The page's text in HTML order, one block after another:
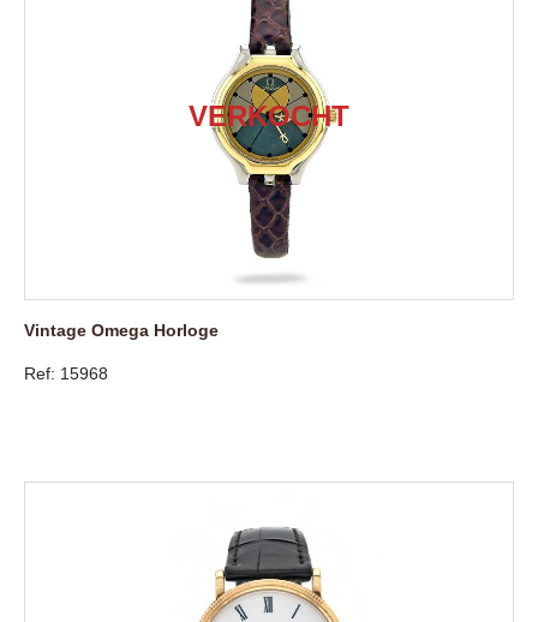
Vintage Omega Horloge
Ref: 15968